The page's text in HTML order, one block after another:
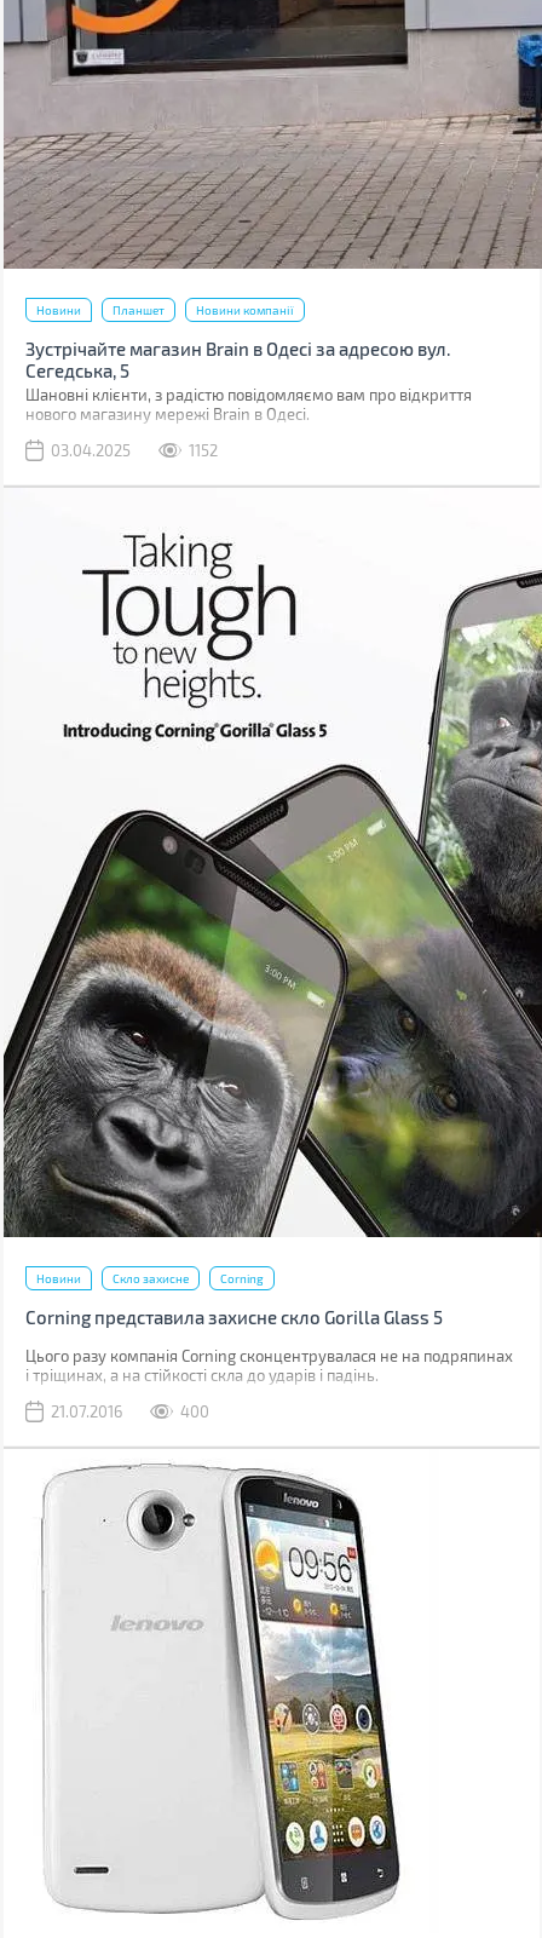
Новини Планшет Новини компанії
Зустрічайте магазин Brain в Одесі за адресою вул.
Сегедська, 5
Шановні клієнти, з радістю повідомляємо вам про відкриття
нового магазину мережі Brain в Одесі.
03.04.2025
1152
Новини Скло захисне Corning
Corning представила захисне скло Gorilla Glass 5
Цього разу компанія Corning сконцентрувалася не на подряпинах
і тріщинах, а на стійкості скла до ударів і падінь.
21.07.2016
400